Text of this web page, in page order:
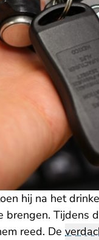
hij na het
brengen. Tijdens
reed. De